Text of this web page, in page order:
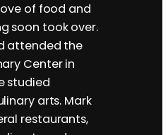
of food and
soon took over.
attended the
Center in
studied
arts. Mark
restaurants,